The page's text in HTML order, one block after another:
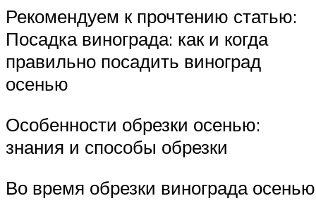
Рекомендуем к прочтению статью:
Посадка винограда: как и когда
правильно посадить виноград
осенью
Особенности обрезки осенью:
знания и способы обрезки
Во время обрезки винограда